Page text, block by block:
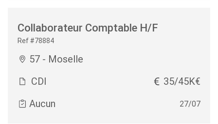
Collaborateur Comptable H/F
Ref #78884
57 - Moselle
CDI
35/45K€
Aucun
27/07